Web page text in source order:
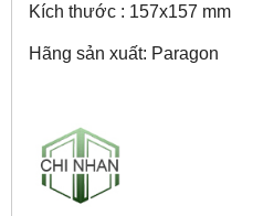
Kích thước : 157x157 mm
Hãng sản xuất: Paragon